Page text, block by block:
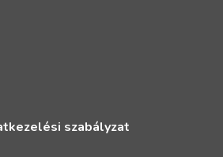
szabályzat